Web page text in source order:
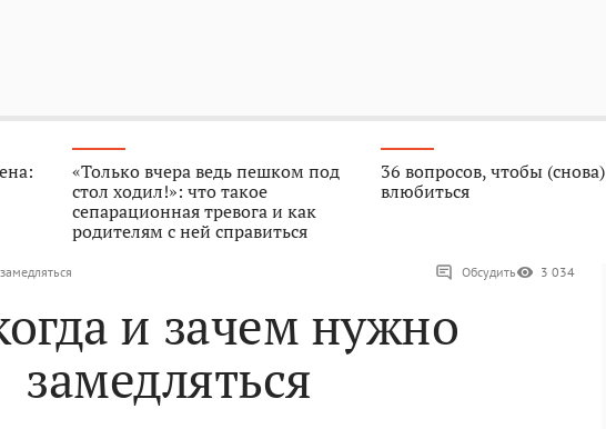
«Только вчера ведь пешком под
стол ходил!»: что такое
сепарационная тревога и как
родителям с ней справиться
36 вопросов, чтобы (снова)
влюбиться
Обсудить 3 034
и зачем нужно
замедляться